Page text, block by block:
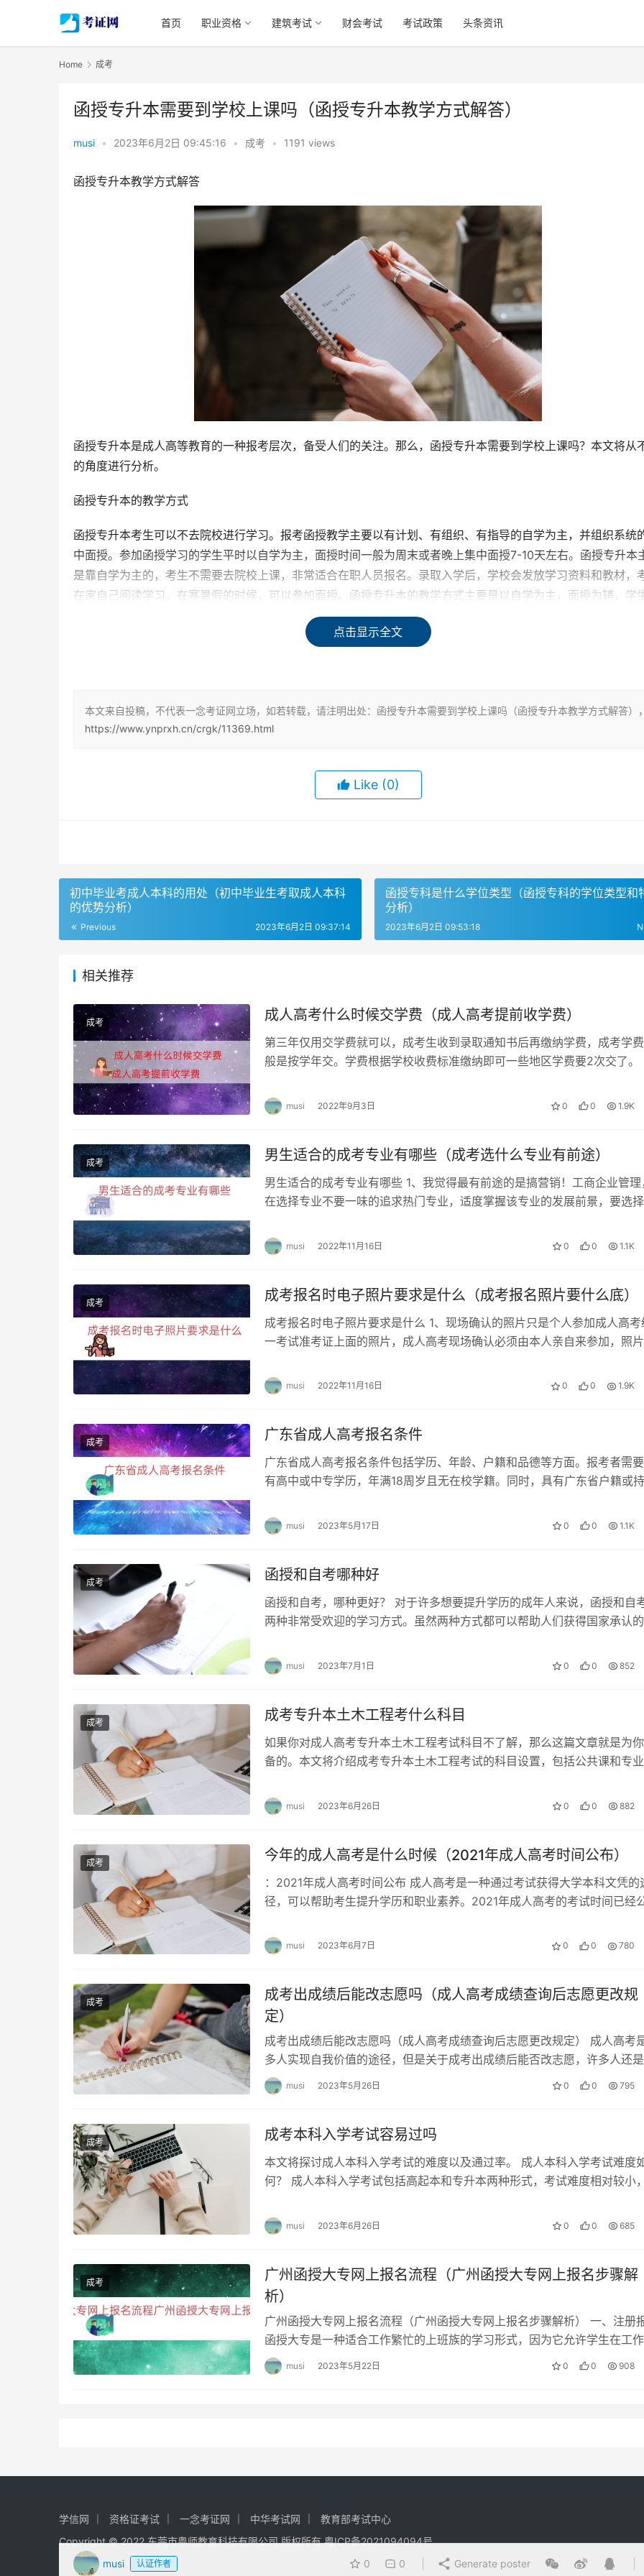
首页 职业资格 建筑考试 财会考试 考试政策 头条资讯
Home 成考
函授专升本需要到学校上课吗（函授专升本教学方式解答）
musi • 2023年6月2日 09:45:16 • 成考 • 1191 views
函授专升本教学方式解答
函授专升本是成人高等教育的一种报考层次，备受人们的关注。那么，函授专升本需要到学校上课吗？本文将从
的角度进行分析。
函授专升本的教学方式
函授专升本考生可以不去院校进行学习。报考函授教学主要以有计划、有组织、有指导的自学为主，并组织系统
中面授。参加函授学习的学生平时以自学为主，面授时间一般为周末或者晚上集中面授7-10天左右。函授专升本
是靠自学为主的，考生不需要去院校上课，非常适合在职人员报名。录取入学后，学校会发放学习资料和教材，
在家自己阅读学习，在寒暑假的时候，可以参加面授。函授专升本的教学方式主要是以自学为主，面授为辅，学
函授专升本更长，一般为5年。函授本科主要是利用空闲时间学习，适合上班族选择，并不需要到学校上课。平时
家学习就可以，每学年会组织短期的面授。函授本科的教学方式也是以自学为主，面授为辅的教学学习方式。
函授学习和业余学习有很多相似之处，成考录取之后是可以不去学校上课的。参加函授学习的学生需要自己安排学
函授专升本和函授本科的区别
函授专升本和函授本科的区别主要在于学习时间和学历层次。函授专升本学习时间为2.5-3年，毕业后可以得到
证书；函授本科学习时间为5年，毕业后可以得到本科学历证书。函授专升本和函授本科的教学方式都是以自学为
综上所述，函授专升本和函授本科的教学方式都是以自学为主，面授为辅，不需要到学校上课。学生可以在家自学
每学年会组织短期的面授。函授学习需要学生具有自律性和自我管理能力，才能够顺利完成学业。函授专升本和函
本科的区别主要在于学习时间和学历层次。函授专升本学习时间为2.5-3年，毕业后可以得到本科证书；函授本科
习时间为5年，毕业后可以得到本科学历证书。因此，考生在选择报考函授专升本或函授本科时，需要根据自己的
际情况进行选择。
点击显示全文
本文来自投稿，不代表一念考证网立场，如若转载，请注明出处：函授专升本需要到学校上课吗（函授专升本教学方式解答），
https://www.ynprxh.cn/crgk/11369.html
Like (0)
musi 认证作者 0 0 Generate poster
初中毕业考成人本科的用处（初中毕业生考取成人本科
的优势分析）
Previous 2023年6月2日 09:37:14
函授专科是什么学位类型（函授专科的学位类型和
分析）
2023年6月2日 09:53:18
相关推荐
成考 成人高考什么时候交学费（成人高考提前收学费）
第三年仅用交学费就可以，成考生收到录取通知书后再缴纳学费，成考学
般是按学年交。学费根据学校收费标准缴纳即可一些地区学费要2次交了。
musi 2022年9月3日 0 0 1.9K
成考 男生适合的成考专业有哪些（成考选什么专业有前途）
男生适合的成考专业有哪些 1、我觉得最有前途的是搞营销！工商企业管理
在选择专业不要一味的追求热门专业，适度掌握该专业的发展前景，要选择
musi 2022年11月16日 0 0 1.1K
成考 成考报名时电子照片要求是什么（成考报名照片要什么底）
成考报名时电子照片要求是什么 1、现场确认的照片只是个人参加成人高考
一考试准考证上面的照片，成人高考现场确认必须由本人亲自来参加，照片
musi 2022年11月16日 0 0 1.9K
成考 广东省成人高考报名条件
广东省成人高考报名条件包括学历、年龄、户籍和品德等方面。报考者需
有高中或中专学历，年满18周岁且无在校学籍。同时，具有广东省户籍或
musi 2023年5月17日 0 0 1.1K
成考 函授和自考哪种好
函授和自考，哪种更好？ 对于许多想要提升学历的成年人来说，函授和自
两种非常受欢迎的学习方式。虽然两种方式都可以帮助人们获得国家承认的
musi 2023年7月1日 0 0 852
成考 成考专升本土木工程考什么科目
如果你对成人高考专升本土木工程考试科目不了解，那么这篇文章就是为
备的。本文将介绍成考专升本土木工程考试的科目设置，包括公共课和专业
musi 2023年6月26日 0 0 882
成考 今年的成人高考是什么时候（2021年成人高考时间公布）
：2021年成人高考时间公布 成人高考是一种通过考试获得大学本科文凭的
径，可以帮助考生提升学历和职业素养。2021年成人高考的考试时间已经
musi 2023年6月7日 0 0 780
成考
成考出成绩后能改志愿吗（成人高考成绩查询后志愿更改规
定）
成考出成绩后能改志愿吗（成人高考成绩查询后志愿更改规定） 成人高考
多人实现自我价值的途径，但是关于成考出成绩后能否改志愿，许多人还是
太清楚。本文将从志愿填报规定、志愿更改时间…
musi 2023年5月26日 0 0 795
成考 成考本科入学考试容易过吗
本文将探讨成人本科入学考试的难度以及通过率。 成人本科入学考试难度
何？ 成人本科入学考试包括高起本和专升本两种形式，考试难度相对较小
musi 2023年6月26日 0 0 685
成考
广州函授大专网上报名流程（广州函授大专网上报名步骤解
析）
广州函授大专网上报名流程（广州函授大专网上报名步骤解析） 一、注册
函授大专是一种适合工作繁忙的上班族的学习形式，因为它允许学生在工作
间进行学习，并且面授时间较少且集中。在广…
musi 2023年5月22日 0 0 908
学信网 资格证考试 一念考证网 中华考试网
教育部考试中心
Copyright © 2022 东莞市粤师教育科技有限公司 版权所有粤ICP备2021094094号